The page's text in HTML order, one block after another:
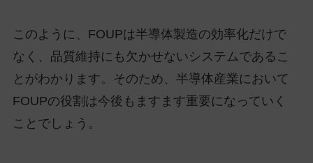
このように、FOUPは半導体製造の効率化だけで
なく、品質維持にも欠かせないシステムであるこ
とがわかります。そのため、半導体産業において
FOUPの役割は今後もますます重要になっていく
ことでしょう。